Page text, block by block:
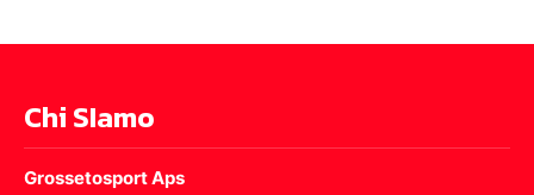
Chi SIamo
Grossetosport Aps